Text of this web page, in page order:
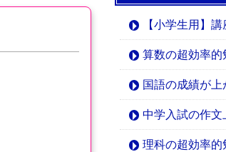
【小学生用】
算数の超効率的
国語の成績が
中学入試の作文
理科の超効率的